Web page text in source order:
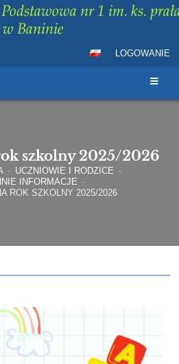
Podstawowa nr 1 im. ks.
w Baninie
LOGOWANIE
szkolny 2025/2026
- UCZNIOWIE I RODZICE -
INFORMACJE -
ROK SZKOLNY 2025/2026